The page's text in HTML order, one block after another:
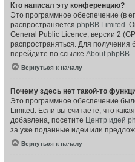
Кто написал эту конференцию?
Это программное обеспечение (в
распространяется phpBB Limited .
General Public Licence, версии 2
распространяться. Для получения
перейдите по ссылке About phpBB
Вернуться к началу
Почему здесь нет такой-то
Это программное обеспечение
Limited. Если вы считаете, что
добавлена, посетите Центр идей
за уже поданные идеи или
Вернуться к началу